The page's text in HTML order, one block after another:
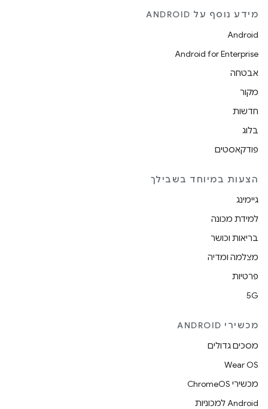
מידע נוסף על ANDROID
Android
Android for Enterprise
אבטחה
מקור
חדשות
בלוג
פודקאסטים
הצעות במיוחד בשבילך
גיימינג
למידת מכונה
בריאות וכושר
מצלמה ומדיה
פרטיות
5G
מכשירי ANDROID
מסכים גדולים
Wear OS
מכשירי ChromeOS
Android למכוניות